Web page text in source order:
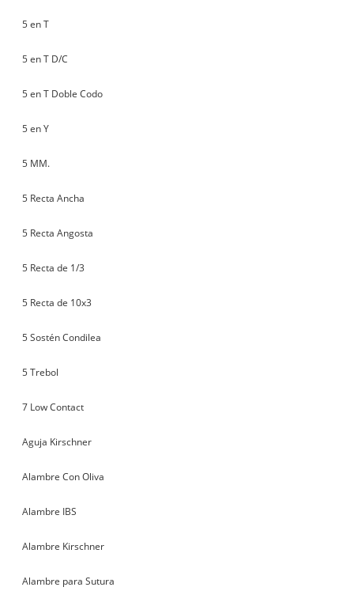
5 en T
5 en T D/C
5 en T Doble Codo
5 en Y
5 MM.
5 Recta Ancha
5 Recta Angosta
5 Recta de 1/3
5 Recta de 10x3
5 Sostén Condilea
5 Trebol
7 Low Contact
Aguja Kirschner
Alambre Con Oliva
Alambre IBS
Alambre Kirschner
Alambre para Sutura